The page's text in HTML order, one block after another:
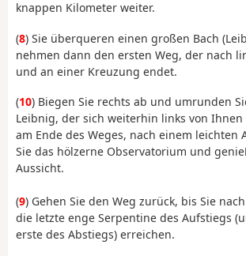
knappen Kilometer weiter.
(8) Sie überqueren einen großen Bach
nehmen dann den ersten Weg, der nach
und an einer Kreuzung endet.
(10) Biegen Sie rechts ab und umrunden
Leibnig, der sich weiterhin links von Ihnen
am Ende des Weges, nach einem leichten
Sie das hölzerne Observatorium und
Aussicht.
(9) Gehen Sie den Weg zurück, bis Sie
die letzte enge Serpentine des Aufstiegs
erste des Abstiegs) erreichen.